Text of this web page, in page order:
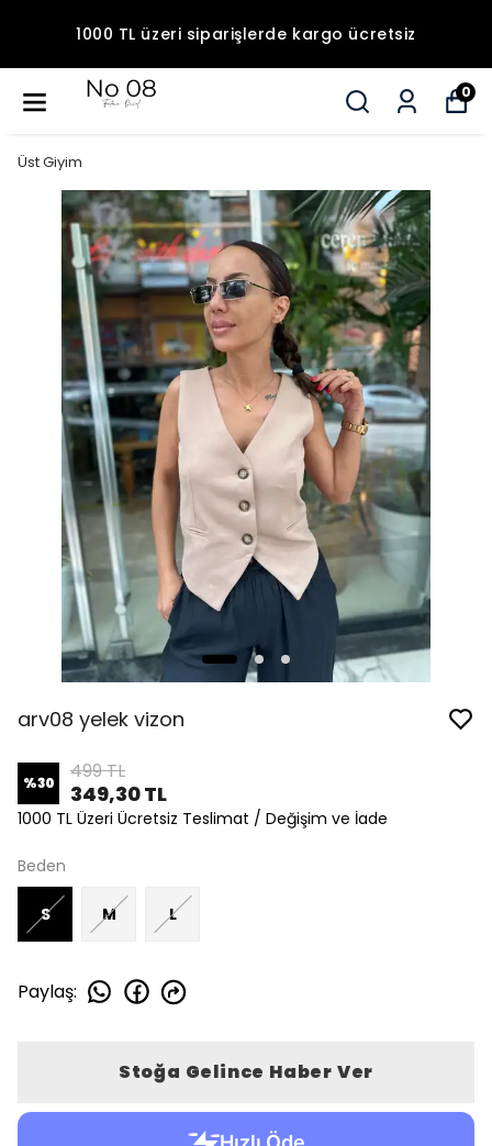
1000 TL üzeri siparişlerde kargo ücretsiz
0
Üst Giyim
arv08 yelek vizon
%30 499 TL
349,30 TL
1000 TL Üzeri Ücretsiz Teslimat / Değişim ve İade
Beden
S M L
Paylaş:
Stoğa Gelince Haber Ver